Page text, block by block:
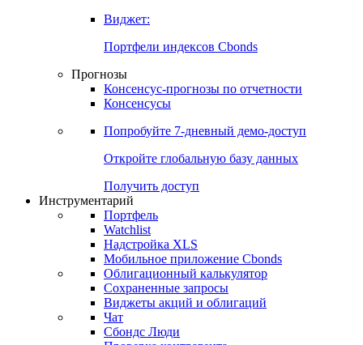
Виджет:
Портфели индексов Cbonds
Прогнозы
Консенсус-прогнозы по отчетности
Консенсусы
Попробуйте 7-дневный демо-доступ
Откройте глобальную базу данных
Получить доступ
Инструментарий
Портфель
Watchlist
Надстройка XLS
Мобильное приложение Cbonds
Облигационный калькулятор
Сохраненные запросы
Виджеты акций и облигаций
Чат
Сбондс Люди